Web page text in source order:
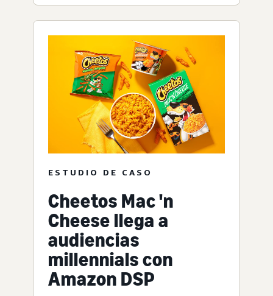
ESTUDIO DE CASO
Cheetos Mac 'n
Cheese llega a
audiencias
millennials con
Amazon DSP